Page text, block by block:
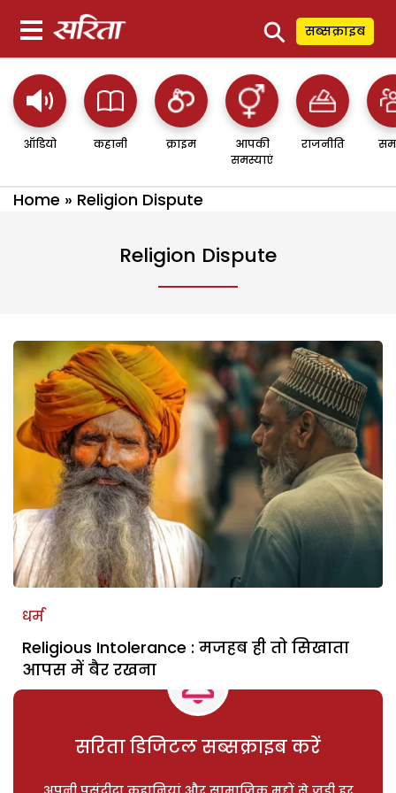
⚲ सब्सक्राइब
ऑडियो कहानी क्राइम
आपकी
समस्याएं
राजनीति
Home » Religion Dispute
Religion Dispute
धर्म
Religious Intolerance : मजहब ही तो सिखाता
आपस में बैर रखना
सरिता डिजिटल सब्सक्राइब करें